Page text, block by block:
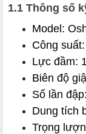
1.1 Thông số
Model:
Công
Lực đầm:
Biên độ
Số lần
Dung tích
Trọng